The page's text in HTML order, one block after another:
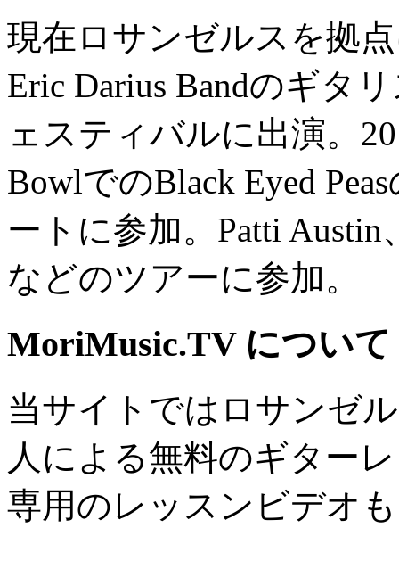
現在ロサンゼルスを拠
Eric Darius Bandのギタ
ェスティバルに出演。
BowlでのBlack Eyed
ートに参加。Patti Austin
などのツアーに参加。
MoriMusic.TV について
当サイトではロサンゼ
人による無料のギター
専用のレッスンビデオ